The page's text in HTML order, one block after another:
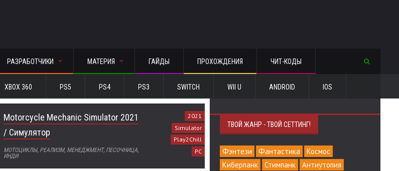
РАЗРАБОТЧИКИ МАТЕРИЯ ГАЙДЫ ПРОХОЖДЕНИЯ ЧИТ-КОДЫ
XBOX 360 PS5 PS4 PS3 SWITCH WII U ANDROID IOS
Motorcycle Mechanic Simulator 2021
/ Симулятор
МОТОЦИКЛЫ, РЕАЛИЗМ, МЕНЕДЖМЕНТ, ПЕСОЧНИЦА,
ИНДИ
2021
Simulator
Play2Chill
PC
ТВОЙ ЖАНР - ТВОЙ СЕТТИНГ!
Фэнтези Фантастика
Космос
Киберпанк
Стимпанк
Антиутопия